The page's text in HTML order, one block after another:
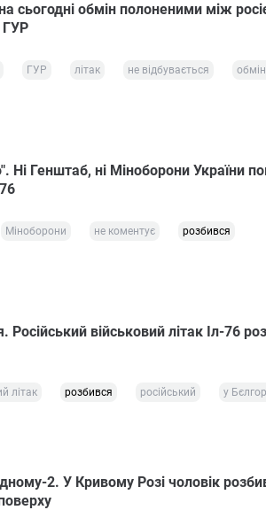
сьогодні обмін полоненими між
ГУР
ГУР літак не відбувається
Ні Генштаб, ні Міноборони України
Міноборони не коментує розбився
Російський військовий літак Іл-76
літак розбився російський у
2. У Кривому Розі чоловік